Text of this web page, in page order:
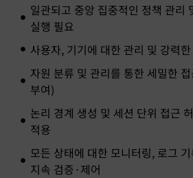
일관되고 중앙 집중적인 정책 관리
실행 필요
사용자, 기기에 대한 관리 및 강력
자원 분류 및 관리를 통한 세밀한
부여)
논리 경계 생성 및 세션 단위 접근
적용
모든 상태에 대한 모니터링, 로그
지속 검증·제어